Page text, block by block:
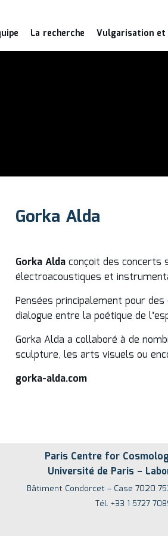
La recherche Vulgarisation et
Gorka Alda
Gorka Alda conçoit des concerts
électroacoustiques et
Pensées principalement pour
dialogue entre la poétique de
Gorka Alda a collaboré à de
sculpture, les arts visuels ou
gorka-alda.com
Paris Centre for
Université de Paris –
Bâtiment Condorcet – Case 7020
Tél. +33 1 5727